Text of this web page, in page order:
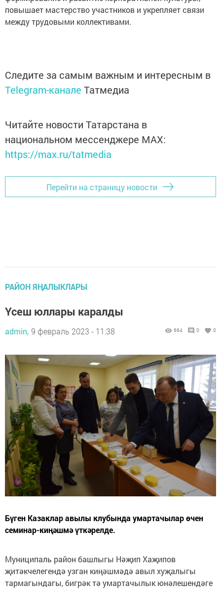
повышает мастерство участников и укрепляет связи
между трудовыми коллективами.
Следите за самым важным и интересным в
Telegram-канале Татмедиа
Читайте новости Татарстана в
национальном мессенджере MАХ:
https://max.ru/tatmedia
Перейти на страницу новости
РАЙОН ЯҢАЛЫКЛАРЫ
Үсеш юллары каралды
admin, 9 февраль 2023 - 11:38 664 0 0
Бүген Казаклар авылы клубында умартачылар өчен
семинар-киңәшмә үткәрелде.
Муниципаль район башлыгы Нәҗип Хаҗипов
җитәкчелегендә узган киңәшмәдә авыл хуҗалыгы
тармагындагы, бигрәк тә умартачылык юнәлешендәге